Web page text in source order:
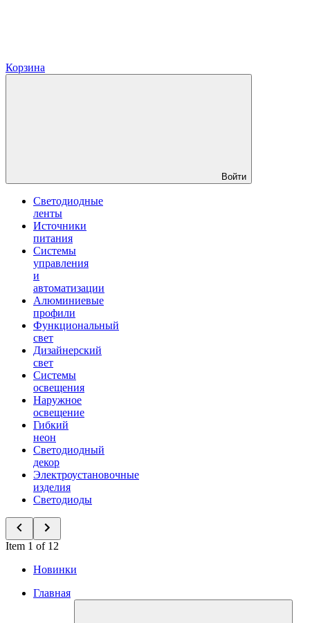
Корзина
Войти
Светодиодные
ленты
Источники
питания
Системы
управления
и
автоматизации
Алюминиевые
профили
Функциональный
свет
Дизайнерский
свет
Системы
освещения
Наружное
освещение
Гибкий
неон
Светодиодный
декор
Электроустановочные
изделия
Светодиоды
Item 1 of 12
Новинки
Главная